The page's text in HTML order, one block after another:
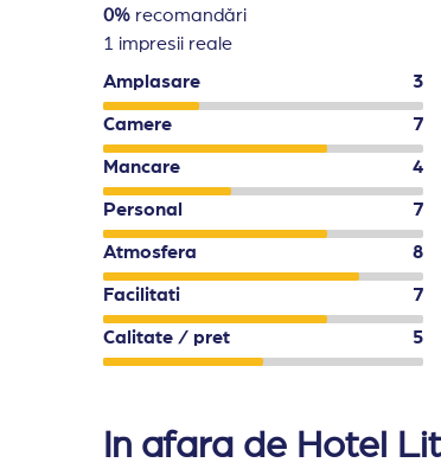
Hoteluri de 3 stele: 5 euro pe
Hoteluri de 2 stele si 1 stea: 2 euro
Complexuri de apartamente si
Cazare in regim self catering si
Hotelurile isi rezerva dreptul de a
0% recomandări
1 impresii reale
Amplasare
3
Camere 7
Mancare 4
Personal 7
Atmosfera 8
Facilitati 7
Calitate / pret 5
In afara de Hotel